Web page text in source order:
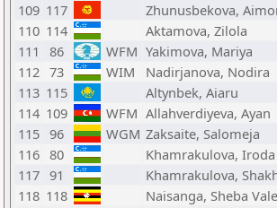
109 117 Zhunusbekova,
110 114 Aktamova, Zilola
111
86 WFM Yakimova, Mariya
112 73 WIM Nadirjanova, Nodira
113 115 Altynbek, Aiaru
114 109 WFM Allahverdiyeva, Ayan
115 96 WGM Zaksaite, Salomeja
116 80 Khamrakulova, Iroda
117 91 Khamrakulova,
118 118 Naisanga, Sheba